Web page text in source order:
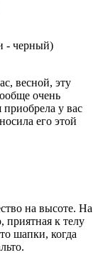
- черный)
весной, эту
очень
приобрела у вас
его этой
на высоте. На
приятная к телу
шапки, когда